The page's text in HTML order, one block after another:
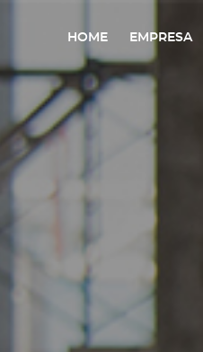
HOME EMPRESA